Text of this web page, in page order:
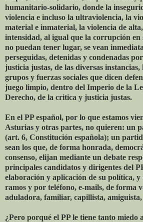
humanitario-solidario, donde la
violencia e incluso la ultraviolencia, la
material e inmaterial, la violencia de
intensidad, al igual que la corrupción en
no puedan tener lugar, se vean
perseguidas, detenidas y condenadas
justicia justas, de las diversas instancias,
grupos y fuerzas sociales que dicen
juego limpio, dentro del Imperio de la
Derecho, de la critica y justicia justas.
En el PP español, por lo que estamos
Asturias y otras partes, no quieren: un
(art. 6, Constitución española); un
sean los que, de forma honrada,
consenso, elijan mediante un debate
principales candidatos y dirigentes del
elaboración y aplicación de su política, y
ramos y por teléfono, e-mails, de forma
aduladora, familiar, capillista,
¿Pero porqué el PP le tiene tanto miedo